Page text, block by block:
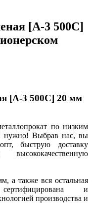
[А-3 500С]
[А-3 500С] 20 мм
по низким
нужно! Выбрав нас, вы
быструю доставку
а также вся остальная
и
производства и